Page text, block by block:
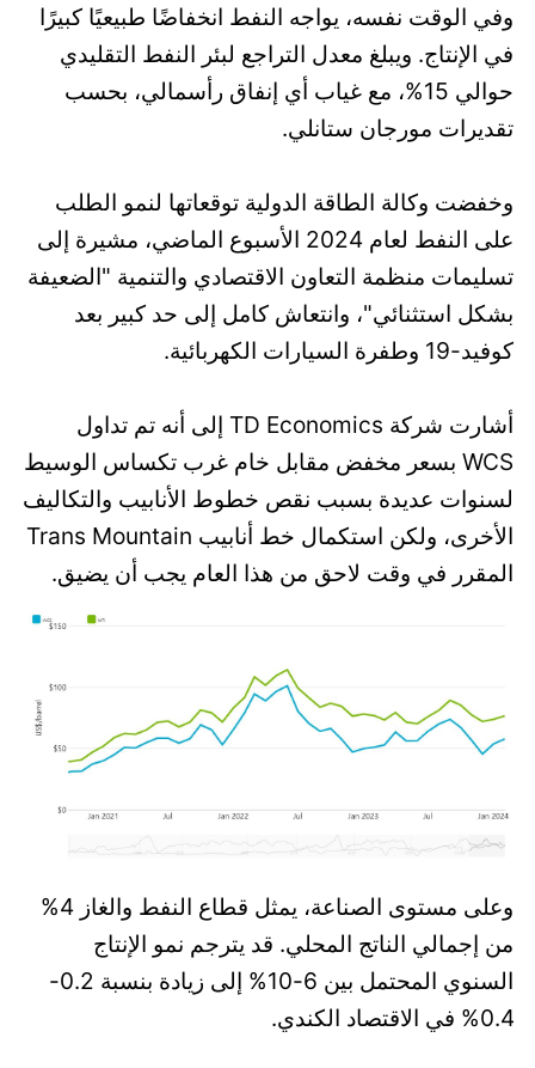
وفي الوقت نفسه، يواجه النفط انخفاضًا طبيعيًا كبيرًا
في الإنتاج. ويبلغ معدل التراجع لبئر النفط التقليدي
حوالي 15%، مع غياب أي إنفاق رأسمالي، بحسب
تقديرات مورجان ستانلي.
وخفضت وكالة الطاقة الدولية توقعاتها لنمو الطلب
على النفط لعام 2024 الأسبوع الماضي، مشيرة إلى
تسليمات منظمة التعاون الاقتصادي والتنمية "الضعيفة
بشكل استثنائي"، وانتعاش كامل إلى حد كبير بعد
كوفيد-19 وطفرة السيارات الكهربائية.
أشارت شركة TD Economics إلى أنه تم تداول
WCS بسعر مخفض مقابل خام غرب تكساس الوسيط
لسنوات عديدة بسبب نقص خطوط الأنابيب والتكاليف
الأخرى، ولكن استكمال خط أنابيب Trans Mountain
المقرر في وقت لاحق من هذا العام يجب أن يضيق.
وعلى مستوى الصناعة، يمثل قطاع النفط والغاز 4%
من إجمالي الناتج المحلي. قد يترجم نمو الإنتاج
السنوي المحتمل بين 6-10% إلى زيادة بنسبة 0.2-
0.4% في الاقتصاد الكندي.